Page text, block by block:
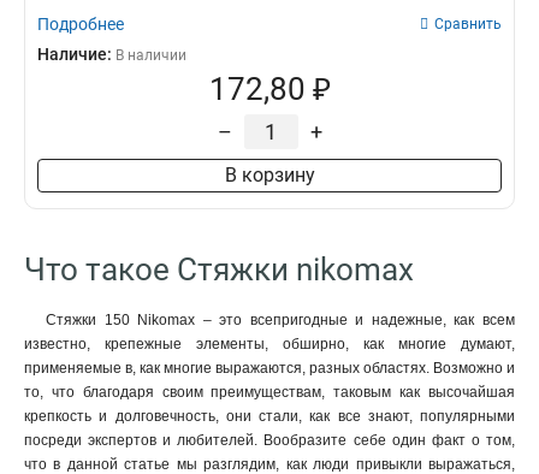
Подробнее Сравнить
Наличие: В наличии
172,80 ₽
– +
В корзину
Что такое Стяжки nikomax
Стяжки 150 Nikomax – это всепригодные и надежные, как всем
известно, крепежные элементы, обширно, как многие думают,
применяемые в, как многие выражаются, разных областях. Возможно и
то, что благодаря своим преимуществам, таковым как высочайшая
крепкость и долговечность, они стали, как все знают, популярными
посреди экспертов и любителей. Вообразите себе один факт о том,
что в данной статье мы разглядим, как люди привыкли выражаться,